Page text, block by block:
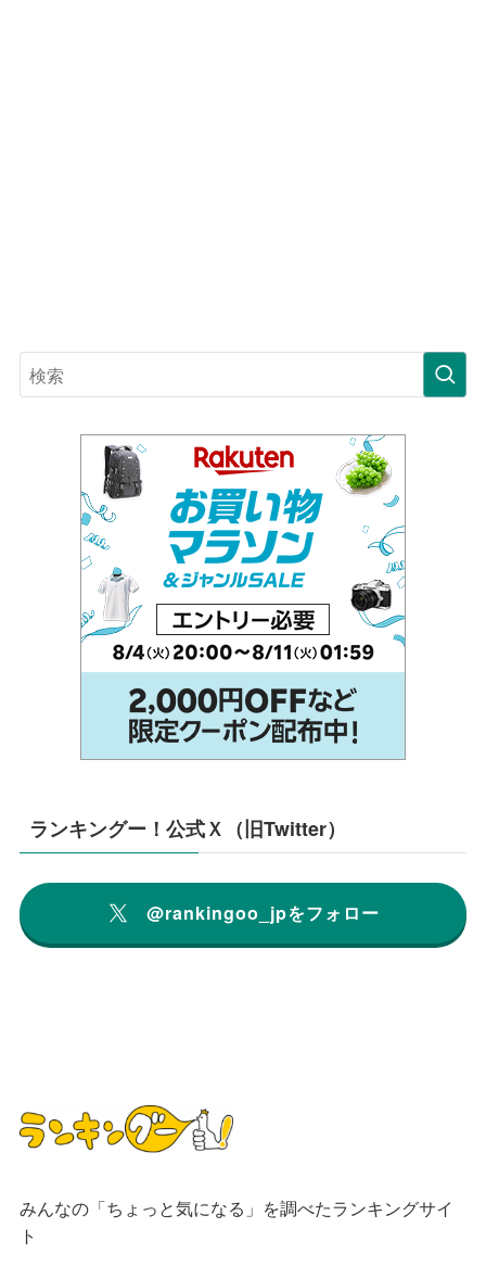
ランキングー！公式Ｘ（旧Twitter）
@rankingoo_jpをフォロー
みんなの「ちょっと気になる」を調べたランキングサイ
ト